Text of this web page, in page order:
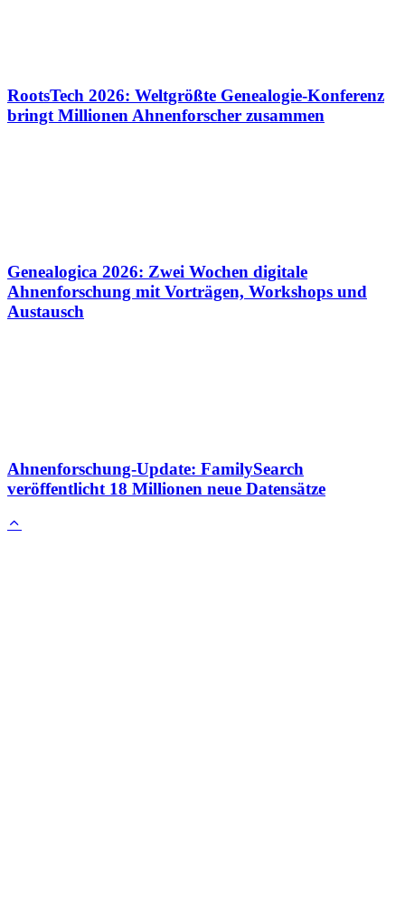
RootsTech 2026: Weltgrößte Genealogie-Konferenz
bringt Millionen Ahnenforscher zusammen
Genealogica 2026: Zwei Wochen digitale
Ahnenforschung mit Vorträgen, Workshops und
Austausch
Ahnenforschung-Update: FamilySearch
veröffentlicht 18 Millionen neue Datensätze